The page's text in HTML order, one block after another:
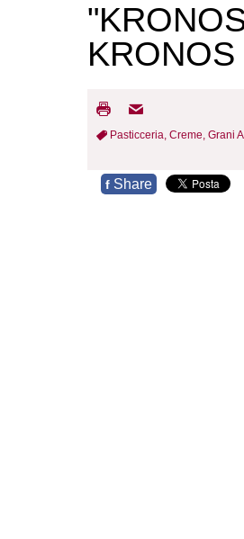
KRONOS
Pasticceria, Creme, Grani
f Share